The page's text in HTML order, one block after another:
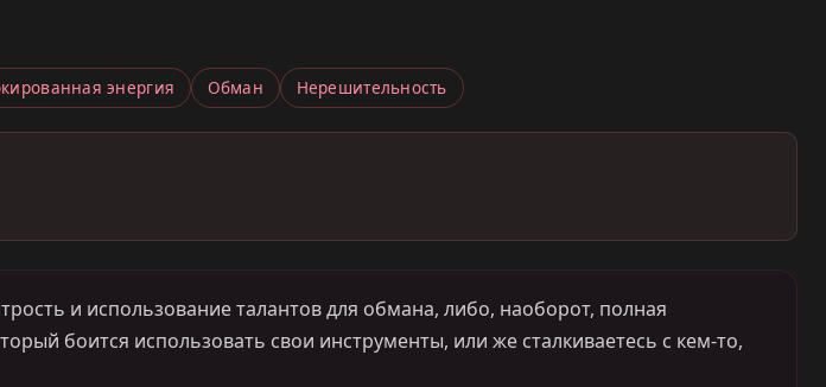
энергия Обман Нерешительность
и использование талантов для обмана, либо, наоборот, полная
боится использовать свои инструменты, или же сталкиваетесь с кем-то,